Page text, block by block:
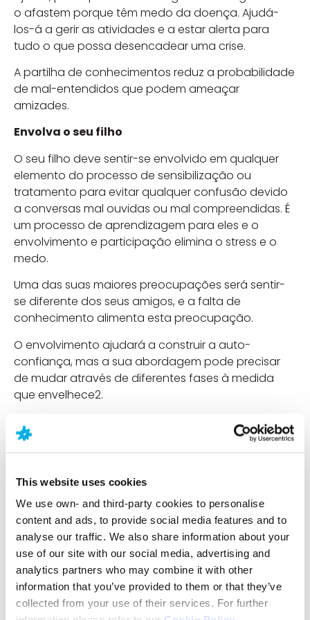
This website uses cookies
We use own- and third-party cookies to personalise
content and ads, to provide social media features and to
analyse our traffic. We also share information about your
use of our site with our social media, advertising and
analytics partners who may combine it with other
information that you’ve provided to them or that they’ve
collected from your use of their services. For further
o afastem porque têm medo da doença. Ajudá-
los-á a gerir as atividades e a estar alerta para
tudo o que possa desencadear uma crise.
A partilha de conhecimentos reduz a probabilidade
de mal-entendidos que podem ameaçar
amizades.
Envolva o seu filho
O seu filho deve sentir-se envolvido em qualquer
elemento do processo de sensibilização ou
tratamento para evitar qualquer confusão devido
a conversas mal ouvidas ou mal compreendidas. É
um processo de aprendizagem para eles e o
envolvimento e participação elimina o stress e o
medo.
Uma das suas maiores preocupações será sentir-
se diferente dos seus amigos, e a falta de
conhecimento alimenta esta preocupação.
O envolvimento ajudará a construir a auto-
confiança, mas a sua abordagem pode precisar
de mudar através de diferentes fases à medida
que envelhece2.
Se o médico tiver prescrito medicação de resgate
em caso de convulsão, certifique-se de que o seu
filho sabe que poderá ser necessário administrá-la,
Ajude-o a resolver as suas dúvidas
As crianças são naturalmente curiosas e
provavelmente irão perguntar-lhe sobre a sua
doença. Falar com o seu filho sobre a doença e
não se assustar com as perguntas ajudará a
reduzir o medo e mal-entendidos entre o seu grupo
de amigos.